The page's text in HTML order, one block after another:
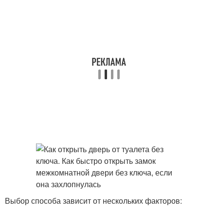
Выбор способа зависит от нескольких факторов: